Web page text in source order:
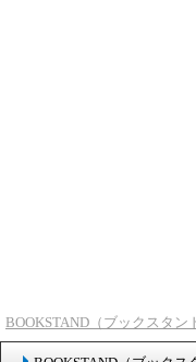
BOOKSTAND（ブックスタン